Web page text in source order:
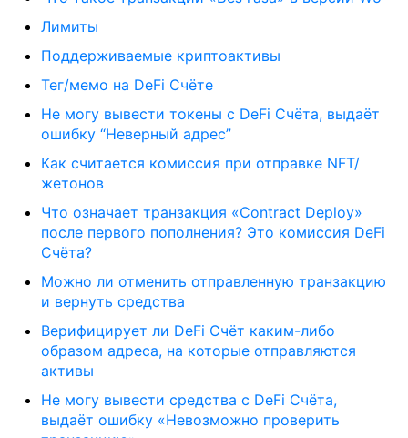
Лимиты
Поддерживаемые криптоактивы
Тег/мемо на DeFi Счёте
Не могу вывести токены с DeFi Счёта, выдаёт
ошибку “Неверный адрес”
Как считается комиссия при отправке NFT/
жетонов
Что означает транзакция «Contract Deploy»
после первого пополнения? Это комиссия DeFi
Счёта?
Можно ли отменить отправленную транзакцию
и вернуть средства
Верифицирует ли DeFi Счёт каким-либо
образом адреса, на которые отправляются
активы
Не могу вывести средства с DeFi Счёта,
выдаёт ошибку «Невозможно проверить